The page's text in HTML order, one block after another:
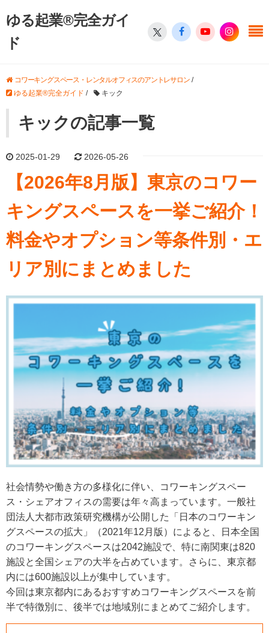
ゆる起業®完全ガイ
ド
コワーキングスペース・レンタルオフィスのアントレサロン/
ゆる起業®完全ガイド / キック
キックの記事一覧
2025-01-29 2026-05-26
【2026年8月版】東京のコワー
キングスペースを一挙ご紹介！
料金やオプション等条件別・エ
リア別にまとめました
社会情勢や働き方の多様化に伴い、コワーキングスペー
ス・シェアオフィスの需要は年々高まっています。一般社
団法人大都市政策研究機構が公開した「日本のコワーキン
グスペースの拡大」（2021年12月版）によると、日本全国
のコワーキングスペースは2042施設で、特に南関東は820
施設と全国シェアの大半を占めています。さらに、東京都
内には600施設以上が集中しています。
今回は東京都内にあるおすすめコワーキングスペースを前
半で特徴別に、後半では地域別にまとめてご紹介します。